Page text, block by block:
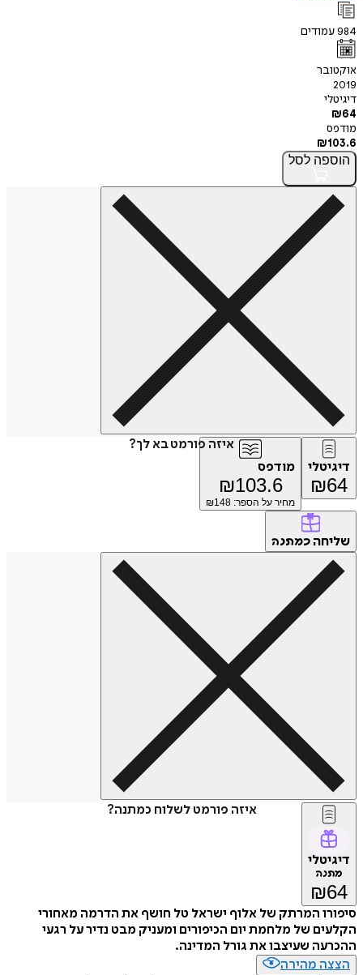
984עמודים
אוקטובר
2019
דיגיטלי
₪64
מודפס
₪103.6
הוספה לסל
איזה פורמט בא לך?
דיגיטלי
₪64
מודפס
₪103.6
מחיר על הספר: ₪ 148
שליחה כמתנה
איזה פורמט לשלוח כמתנה?
דיגיטלי
מתנה
₪64
סיפורו המרתק של אלוף ישראל טל חושף את הדרמה מאחורי
הקלעים של מלחמת יום הכיפורים ומעניק מבט נדיר על רגעי
ההכרעה שעיצבו את גורל המדינה.
הצצה מהירה